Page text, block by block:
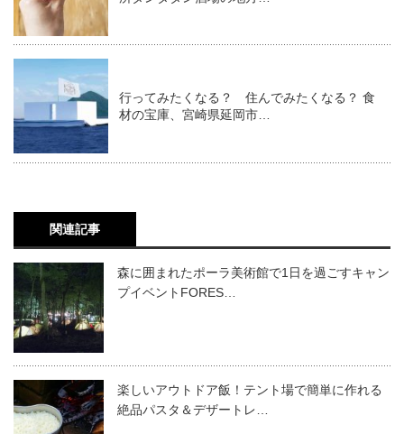
行ってみたくなる？ 住んでみたくなる？ 食
材の宝庫、宮崎県延岡市…
関連記事
森に囲まれたポーラ美術館で1日を過ごすキャン
プイベントFORES…
楽しいアウトドア飯！テント場で簡単に作れる
絶品パスタ＆デザートレ…